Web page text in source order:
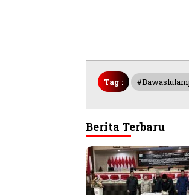
Tag :
Berita Terbaru